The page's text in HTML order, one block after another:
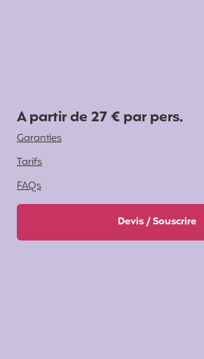
A partir de 27 € par pers.
Garanties
Tarifs
FAQs
Devis / Souscrire